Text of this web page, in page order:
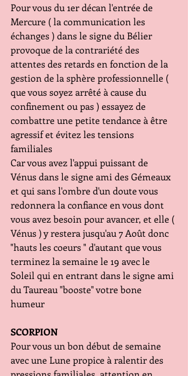
Pour vous du 1er décan l'entrée de
Mercure ( la communication les
échanges ) dans le signe du Bélier
provoque de la contrariété des
attentes des retards en fonction de la
gestion de la sphère professionnelle (
que vous soyez arrêté à cause du
confinement ou pas ) essayez de
combattre une petite tendance à être
agressif et évitez les tensions
familiales
Car vous avez l'appui puissant de
Vénus dans le signe ami des Gémeaux
et qui sans l'ombre d'un doute vous
redonnera la confiance en vous dont
vous avez besoin pour avancer, et elle (
Vénus ) y restera jusqu'au 7 Août donc
"hauts les coeurs " d'autant que vous
terminez la semaine le 19 avec le
Soleil qui en entrant dans le signe ami
du Taureau "booste" votre bone
humeur
SCORPION
Pour vous un bon début de semaine
avec une Lune propice à ralentir des